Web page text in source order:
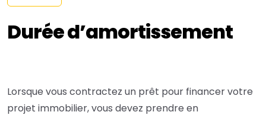
Durée d’amortissement
Lorsque vous contractez un prêt pour financer votre
projet immobilier, vous devez prendre en